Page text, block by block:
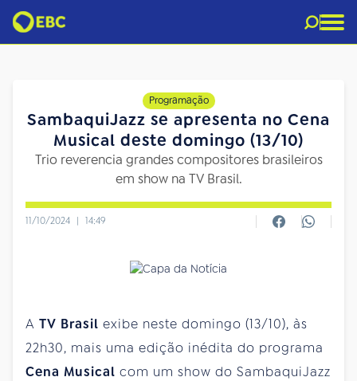
Programação
SambaquiJazz se apresenta no Cena
Musical deste domingo (13/10)
Trio reverencia grandes compositores brasileiros
em show na TV Brasil.
11/10/2024 | 14:49
A TV Brasil exibe neste domingo (13/10), às
22h30, mais uma edição inédita do programa
Cena Musical com um show do SambaquiJazz